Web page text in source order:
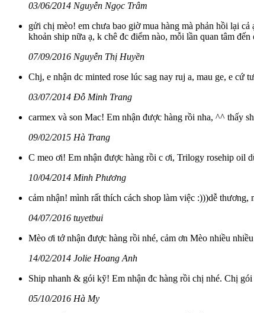
03/06/2014 Nguyễn Ngọc Trâm
gửi chị mèo! em chưa bao giờ mua hàng mà phản hồi lại
khoản ship nữa ạ, k chê đc điểm nào, mỗi lần quan tâm
07/09/2016 Nguyễn Thị Huyền
Chj, e nhận dc minted rose lúc sag nay ruj a, mau ge, e cứ
03/07/2014 Đỗ Minh Trang
carmex và son Mac! Em nhận được hàng rồi nha, ^^ thấy
09/02/2015 Hà Trang
C meo ơi! Em nhận được hàng rồi c ơi, Trilogy rosehip oil
10/04/2014 Minh Phương
cảm nhận! mình rất thích cách shop làm việc :)))dễ
04/07/2016 tuyetbui
Mèo ơi tớ nhận được hàng rồi nhé, cảm ơn Mèo nhiều
14/02/2014 Jolie Hoang Anh
Ship nhanh & gói kỹ! Em nhận đc hàng rồi chị nhé. Chị
05/10/2016 Hà My